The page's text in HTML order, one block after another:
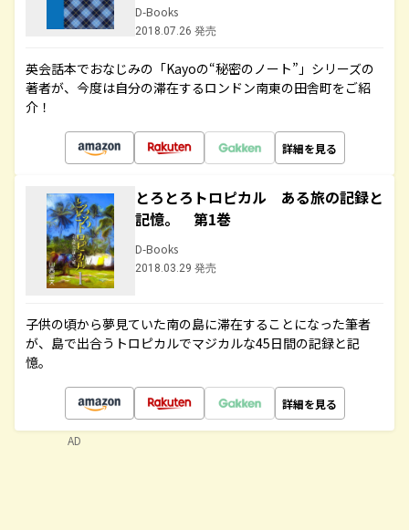
D-Books
2018.07.26 発売
英会話本でおなじみの「Kayoの“秘密のノート”」シリーズの
著者が、今度は自分の滞在するロンドン南東の田舎町をご紹
介！
詳細を見る
とろとろトロピカル ある旅の記録と
記憶。 第1巻
D-Books
2018.03.29 発売
子供の頃から夢見ていた南の島に滞在することになった筆者
が、島で出合うトロピカルでマジカルな45日間の記録と記
憶。
詳細を見る
AD